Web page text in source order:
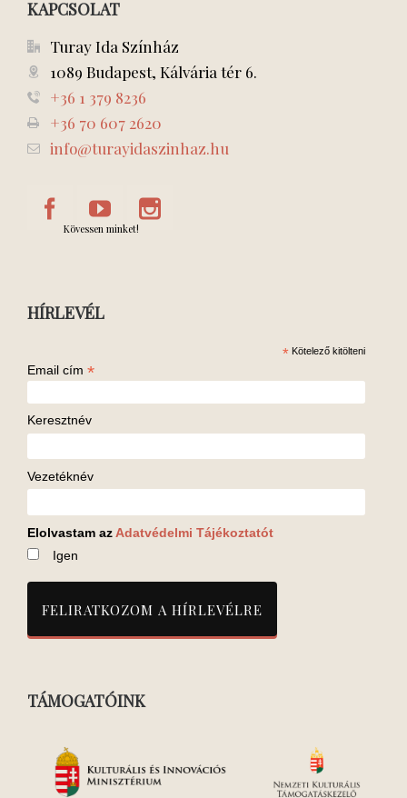
KAPCSOLAT
Turay Ida Színház
1089 Budapest, Kálvária tér 6.
+36 1 379 8236
+36 70 607 2620
info@turayidaszinhaz.hu
Kövessen minket!
HÍRLEVÉL
* Kötelező kitölteni
Email cím *
Keresztnév
Vezetéknév
Elolvastam azAdatvédelmi Tájékoztatót
Igen
TÁMOGATÓINK